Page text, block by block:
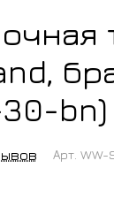
bn)
Арт. WW-